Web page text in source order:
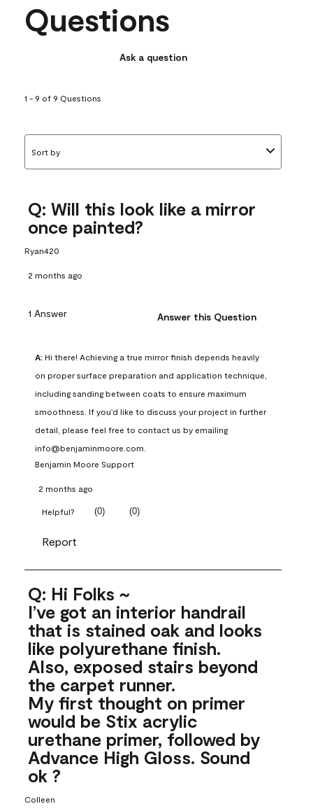
Questions
Ask a question
1 - 9 of 9 Questions
Sort by
Q: Will this look like a mirror
once painted?
Ryan420
2 months ago
1 Answer Answer this Question
A: Hi there! Achieving a true mirror finish depends heavily
on proper surface preparation and application technique,
including sanding between coats to ensure maximum
smoothness. If you'd like to discuss your project in further
detail, please feel free to contact us by emailing
info@benjaminmoore.com.
Benjamin Moore Support
2 months ago
Helpful? (0) (0)
Report
Q: Hi Folks ~
I’ve got an interior handrail
that is stained oak and looks
like polyurethane finish.
Also, exposed stairs beyond
the carpet runner.
My first thought on primer
would be Stix acrylic
urethane primer, followed by
Advance High Gloss. Sound
ok ?
Colleen